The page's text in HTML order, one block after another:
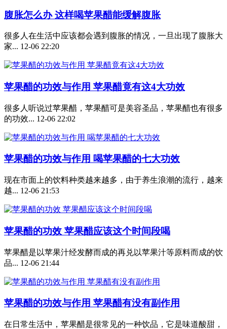
腹胀怎么办 这样喝苹果醋能缓解腹胀
很多人在生活中应该都会遇到腹胀的情况，一旦出现了腹胀大
家... 12-06 22:20
苹果醋的功效与作用 苹果醋竟有这4大功效
很多人听说过苹果醋，苹果醋可是美容圣品，苹果醋也有很多
的功效... 12-06 22:02
苹果醋的功效与作用 喝苹果醋的七大功效
现在市面上的饮料种类越来越多，由于养生浪潮的流行，越来
越... 12-06 21:53
苹果醋的功效 苹果醋应该这个时间段喝
苹果醋是以苹果汁经发酵而成的再兑以苹果汁等原料而成的饮
品... 12-06 21:44
苹果醋的功效与作用 苹果醋有没有副作用
在日常生活中，苹果醋是很常见的一种饮品，它是味道酸甜，